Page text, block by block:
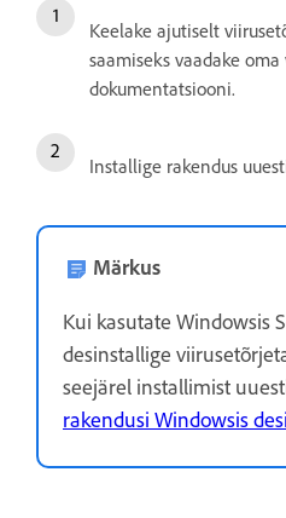
Keelake ajutiselt
saamiseks vaadake
dokumentatsiooni.
Installige rakendus
Märkus
Kui kasutate Windowsis
desinstallige
seejärel installimist
rakendusi Windowsis